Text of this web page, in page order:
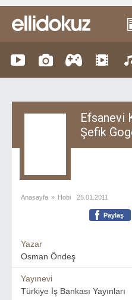
Efsanevi
Şefik
Anasayfa » Hobi 25.01.2011
Paylaş
Yazar
Osman Öndeş
Yayınevi
Türkiye İş Bankası Yayınları